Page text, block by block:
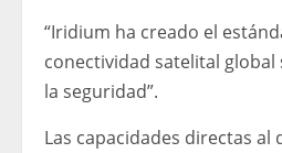
“Iridium ha creado el
conectividad satelital global
la seguridad”.
Las capacidades directas al